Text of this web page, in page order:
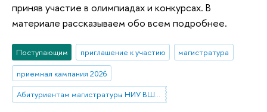
приняв участие в олимпиадах и конкурсах. В
материале рассказываем обо всем подробнее.
Поступающим приглашение к участию
магистратура
приемная кампания 2026
Абитуриентам магистратуры НИУ ВШЭ—Нижний Новгород